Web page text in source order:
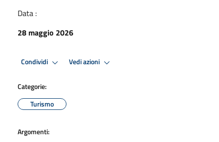
Data :
28 maggio 2026
Condividi Vedi azioni
Categorie:
Turismo
Argomenti: